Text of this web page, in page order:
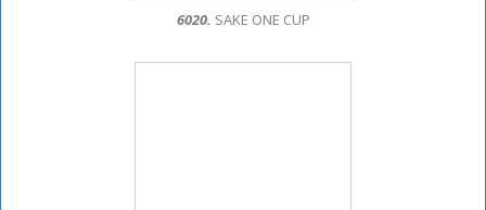
6020. SAKE ONE CUP